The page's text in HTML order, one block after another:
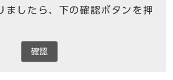
ましたら、下の確認ボタンを押
確認